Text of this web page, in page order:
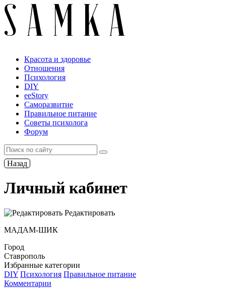
Красота и здоровье
Отношения
Психология
DIY
ееStory
Саморазвитие
Правильное питание
Советы психолога
Форум
Назад
Личный кабинет
Редактировать
МАДАМ-ШИК
Город
Ставрополь
Избранные категории
DIY Психология Правильное питание
Комментарии